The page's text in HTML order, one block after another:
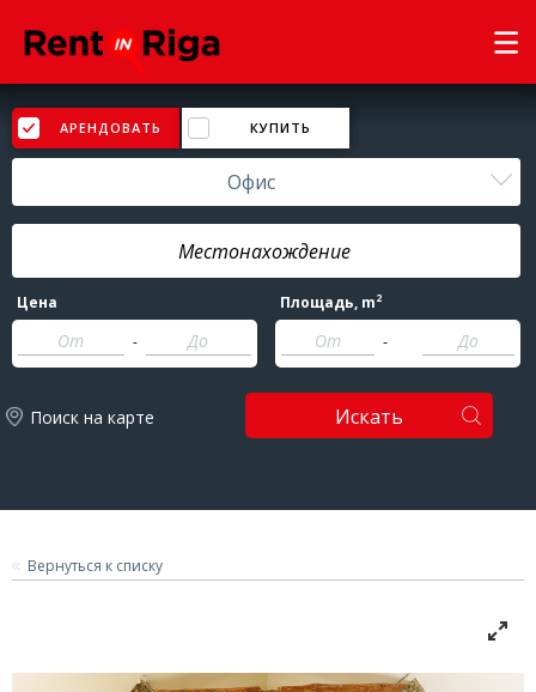
АРЕНДОВАТЬ КУПИТЬ
Офис
Цена
-
Площадь, m2
-
Поиск на карте Искать
Вернуться к списку